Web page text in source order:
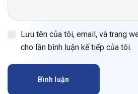
Lưu tên của tôi, email, và trang
cho lần bình luận kế tiếp của tôi.
Bình luận